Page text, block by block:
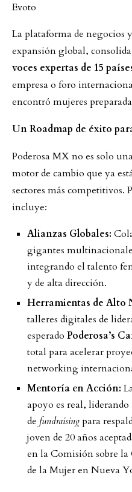
Evoto
La plataforma de negocios
expansión global,
voces expertas de 15
empresa o foro
encontró mujeres
Un Roadmap de éxito
Poderosa MX no es solo
motor de cambio que ya
sectores más competitivos.
incluye:
Alianzas Globales:
gigantes
integrando el talento
y de alta dirección.
Herramientas de Alto
talleres digitales de
esperado Poderosa’s
total para acelerar
networking
Mentoría en Acción:
apoyo es real,
de fundraisingpara
joven de 20 años
en la Comisión sobre
de la Mujer en Nueva